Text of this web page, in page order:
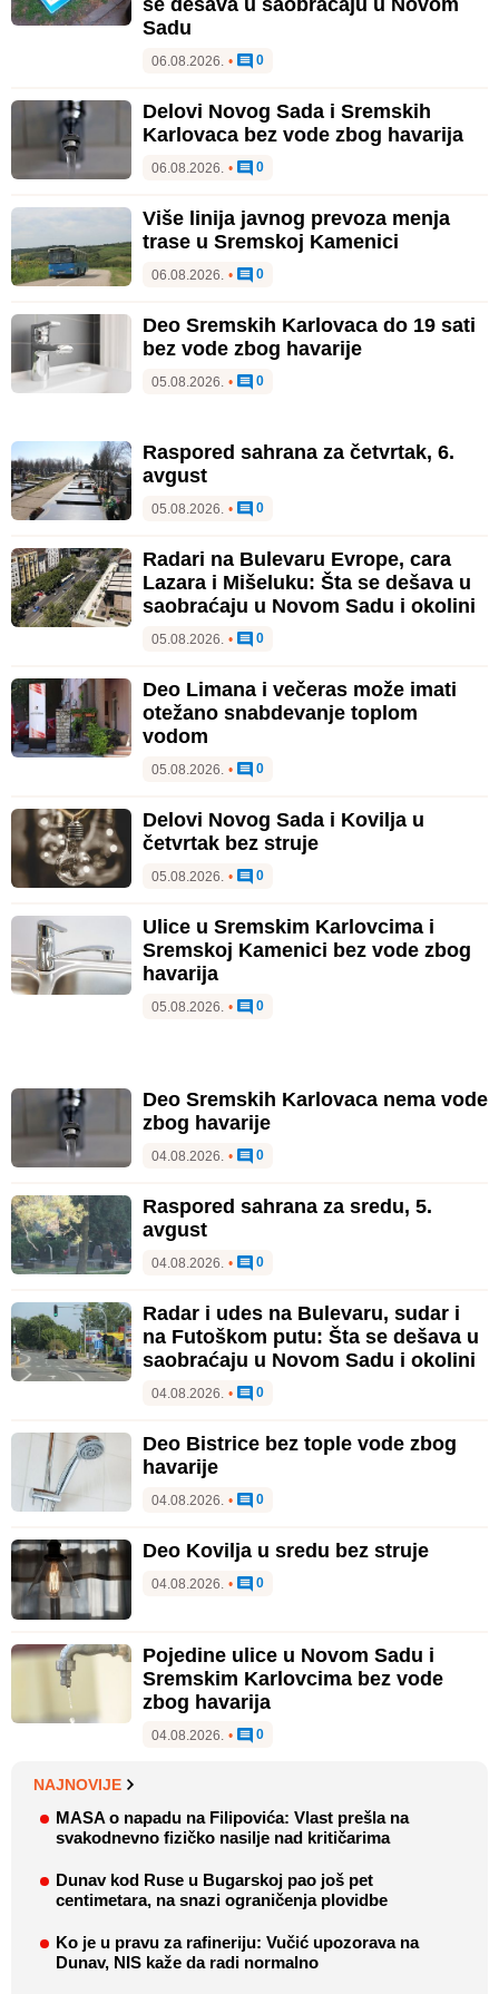
se dešava u saobraćaju u Novom
Sadu
06.08.2026. • 0
Delovi Novog Sada i Sremskih
Karlovaca bez vode zbog havarija
06.08.2026. • 0
Više linija javnog prevoza menja
trase u Sremskoj Kamenici
06.08.2026. • 0
Deo Sremskih Karlovaca do 19 sati
bez vode zbog havarije
05.08.2026. • 0
Raspored sahrana za četvrtak, 6.
avgust
05.08.2026. • 0
Radari na Bulevaru Evrope, cara
Lazara i Mišeluku: Šta se dešava u
saobraćaju u Novom Sadu i okolini
05.08.2026. • 0
Deo Limana i večeras može imati
otežano snabdevanje toplom
vodom
05.08.2026. • 0
Delovi Novog Sada i Kovilja u
četvrtak bez struje
05.08.2026. • 0
Ulice u Sremskim Karlovcima i
Sremskoj Kamenici bez vode zbog
havarija
05.08.2026. • 0
Deo Sremskih Karlovaca nema vode
zbog havarije
04.08.2026. • 0
Raspored sahrana za sredu, 5.
avgust
04.08.2026. • 0
Radar i udes na Bulevaru, sudar i
na Futoškom putu: Šta se dešava u
saobraćaju u Novom Sadu i okolini
04.08.2026. • 0
Deo Bistrice bez tople vode zbog
havarije
04.08.2026. • 0
Deo Kovilja u sredu bez struje
04.08.2026. • 0
Pojedine ulice u Novom Sadu i
Sremskim Karlovcima bez vode
zbog havarija
04.08.2026. • 0
NAJNOVIJE
MASA o napadu na Filipovića: Vlast prešla na
svakodnevno fizičko nasilje nad kritičarima
Dunav kod Ruse u Bugarskoj pao još pet
centimetara, na snazi ograničenja plovidbe
Ko je u pravu za rafineriju: Vučić upozorava na
Dunav, NIS kaže da radi normalno